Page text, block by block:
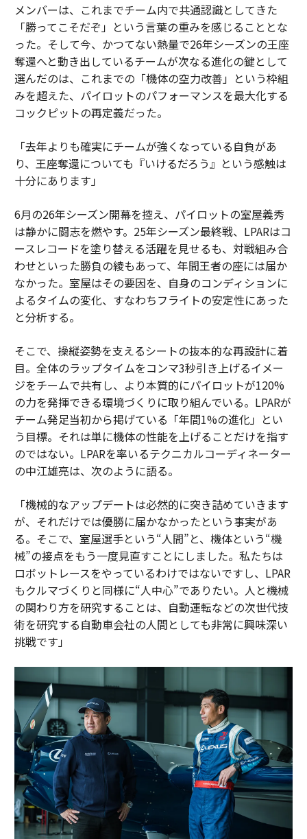
メンバーは、これまでチーム内で共通認識としてきた
「勝ってこそだぞ」という言葉の重みを感じることとな
った。そして今、かつてない熱量で26年シーズンの王座
奪還へと動き出しているチームが次なる進化の鍵として
選んだのは、これまでの「機体の空力改善」という枠組
みを超えた、パイロットのパフォーマンスを最大化する
コックピットの再定義だった。
「去年よりも確実にチームが強くなっている自負があ
り、王座奪還についても『いけるだろう』という感触は
十分にあります」
6月の26年シーズン開幕を控え、パイロットの室屋義秀
は静かに闘志を燃やす。25年シーズン最終戦、LPARはコ
ースレコードを塗り替える活躍を見せるも、対戦組み合
わせといった勝負の綾もあって、年間王者の座には届か
なかった。室屋はその要因を、自身のコンディションに
よるタイムの変化、すなわちフライトの安定性にあった
と分析する。
そこで、操縦姿勢を支えるシートの抜本的な再設計に着
目。全体のラップタイムをコンマ3秒引き上げるイメー
ジをチームで共有し、より本質的にパイロットが120%
の力を発揮できる環境づくりに取り組んでいる。LPARが
チーム発足当初から掲げている「年間1%の進化」とい
う目標。それは単に機体の性能を上げることだけを指す
のではない。LPARを率いるテクニカルコーディネーター
の中江雄亮は、次のように語る。
「機械的なアップデートは必然的に突き詰めていきます
が、それだけでは優勝に届かなかったという事実があ
る。そこで、室屋選手という“人間”と、機体という“機
械”の接点をもう一度見直すことにしました。私たちは
ロボットレースをやっているわけではないですし、LPAR
もクルマづくりと同様に“人中心”でありたい。人と機械
の関わり方を研究することは、自動運転などの次世代技
術を研究する自動車会社の人間としても非常に興味深い
挑戦です」